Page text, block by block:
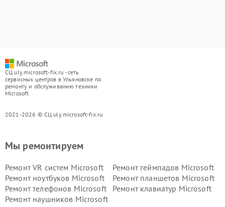
СЦ uly.microsoft-fix.ru - сеть
сервисных центров в Ульяновске по
ремонту и обслуживанию техники
Microsoft
2021-2026 © СЦ uly.microsoft-fix.ru
Мы ремонтируем
Ремонт VR систем Microsoft
Ремонт геймпадов Microsoft
Ремонт ноутбуков Microsoft
Ремонт планшетов Microsoft
Ремонт телефонов Microsoft
Ремонт клавиатур Microsoft
Ремонт наушников Microsoft